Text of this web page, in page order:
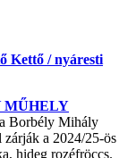
Kettő / nyáresti
MŰHELY
Borbély Mihály
zárják a 2024/25-ös
hideg rozéfröccs.